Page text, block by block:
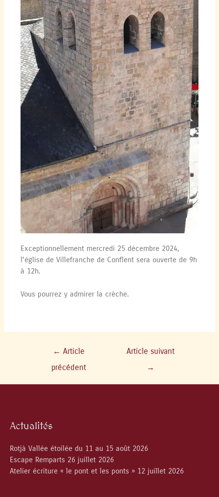
Exceptionnellement mercredi 25 décembre 2024,
l’église de Villefranche de Conflent sera ouverte de 9h
à 12h.
Vous pourrez y admirer la crèche.
← Article
précédent
Article suivant
→
Actualités
Rotjà Vallée étoilée du 11 au 15 août 2026
Escape Remparts 26 juillet 2026
Atelier écriture « le pont et les ponts » 12 juillet 2026